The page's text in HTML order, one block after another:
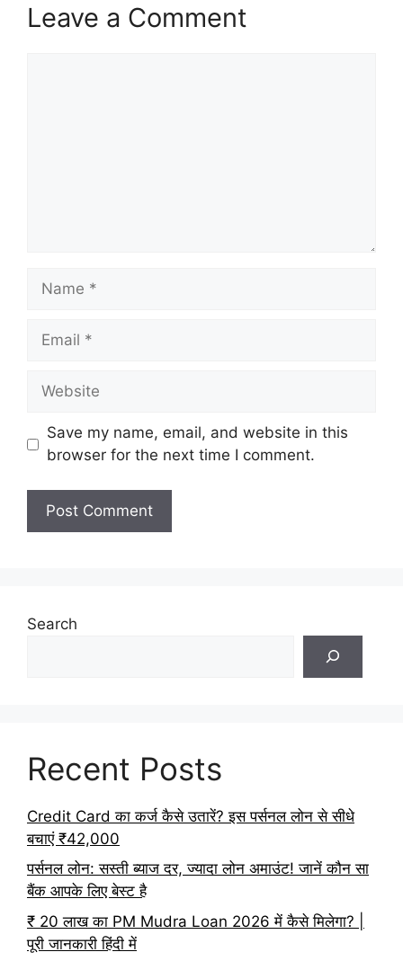
Leave a Comment
Name
Email
Website
Save my name, email, and website in this
browser for the next time I comment.
Search
Recent Posts
Credit Card का कर्ज कैसे उतारें? इस पर्सनल लोन से सीधे
बचाएं ₹42,000
पर्सनल लोन: सस्ती ब्याज दर, ज्यादा लोन अमाउंट! जानें कौन सा
बैंक आपके लिए बेस्ट है
₹ 20 लाख का PM Mudra Loan 2026 में कैसे मिलेगा? |
पूरी जानकारी हिंदी में